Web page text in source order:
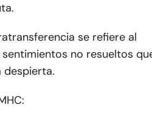
se refiere al
no resueltos
despierta.